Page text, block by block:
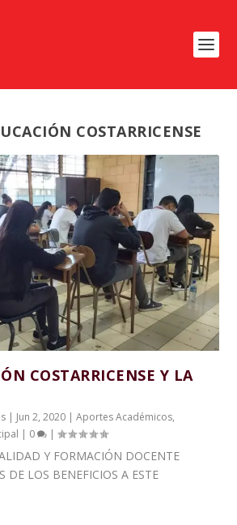
COSTARRICENSE
COSTARRICENSE Y LA
| Jun 2, 2020 |Aportes Académicos,
| 0 |
Y FORMACIÓN DOCENTE
DE LOS BENEFICIOS A ESTE